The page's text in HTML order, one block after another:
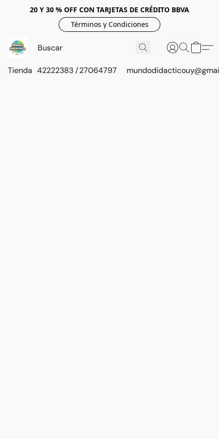
20 Y 30 % OFF CON TARJETAS DE CRÉDITO BBVA
Términos y Condiciones
Tienda 42222383 / 27064797